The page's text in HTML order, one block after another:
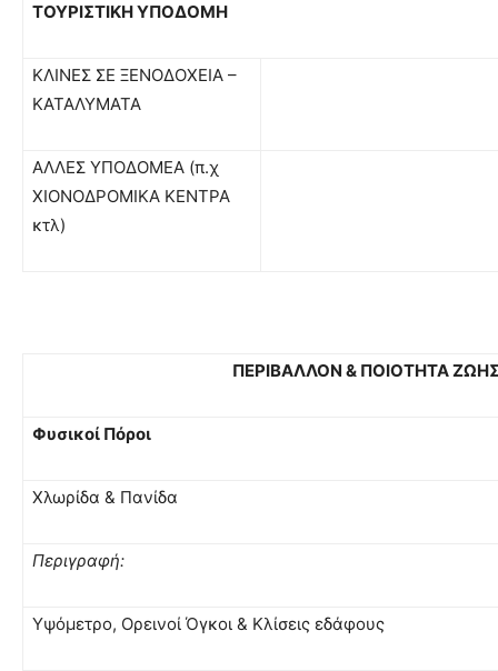
ΤΟΥΡΙΣΤΙΚΗ ΥΠΟΔΟΜΗ
ΚΛΙΝΕΣ ΣΕ ΞΕΝΟΔΟΧΕΙΑ –
ΚΑΤΑΛΥΜΑΤΑ
ΑΛΛΕΣ ΥΠΟΔΟΜΕΑ (π.χ
ΧΙΟΝΟΔΡΟΜΙΚΑ ΚΕΝΤΡΑ
κτλ)
ΠΕΡΙΒΑΛΛΟΝ & ΠΟΙΟΤΗΤΑ
Φυσικοί Πόροι
Χλωρίδα & Πανίδα
Περιγραφή:
Υψόμετρο, Ορεινοί Όγκοι & Κλίσεις εδάφους